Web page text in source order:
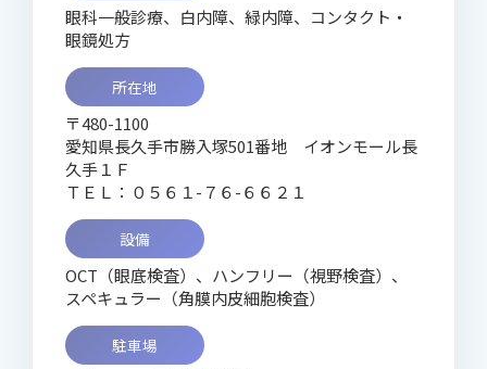
眼科一般診療、白内障、緑内障、コンタクト・
眼鏡処方
所在地
〒480-1100
愛知県長久手市勝入塚501番地 イオンモール長
久手１Ｆ
ＴＥＬ：０５６１-７６-６６２１
設備
OCT（眼底検査）、ハンフリー（視野検査）、
スペキュラー（角膜内皮細胞検査）
駐車場